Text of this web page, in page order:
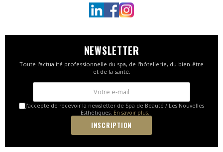
NEWSLETTER
Toute l'actualité professionnelle du spa, de l'hôtellerie, du bien-être
et de la santé.
J'accepte de recevoir la newsletter de Spa de Beauté / Les Nouvelles
Esthétiques. En savoir plus.